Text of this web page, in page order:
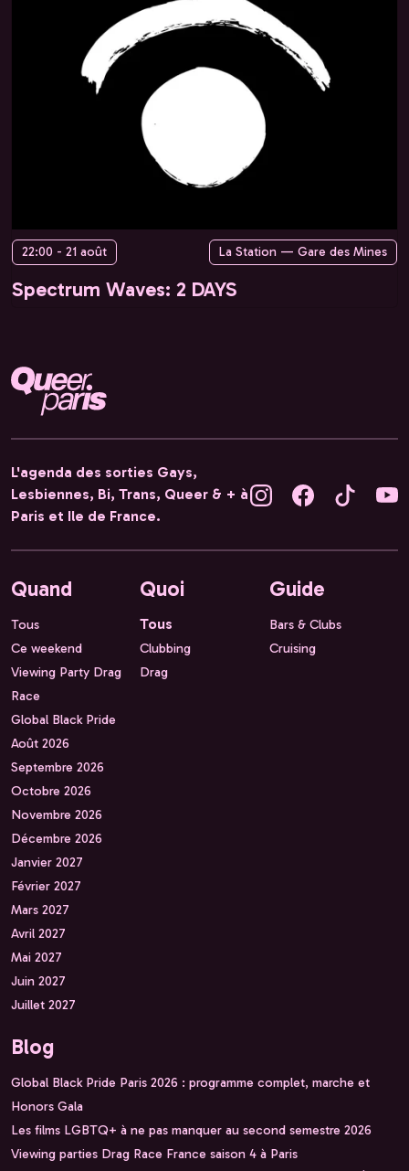
22:00 - 21 août La Station — Gare des Mines
Spectrum Waves: 2 DAYS
L'agenda des sorties Gays,
Lesbiennes, Bi, Trans, Queer & + à
Paris et Ile de France.
Quand
Tous
Ce weekend
Viewing Party Drag
Race
Global Black Pride
Août 2026
Septembre 2026
Octobre 2026
Novembre 2026
Décembre 2026
Janvier 2027
Février 2027
Mars 2027
Avril 2027
Mai 2027
Juin 2027
Juillet 2027
Quoi
Tous
Clubbing
Drag
Guide
Bars & Clubs
Cruising
Blog
Global Black Pride Paris 2026 : programme complet, marche et
Honors Gala
Les films LGBTQ+ à ne pas manquer au second semestre 2026
Viewing parties Drag Race France saison 4 à Paris